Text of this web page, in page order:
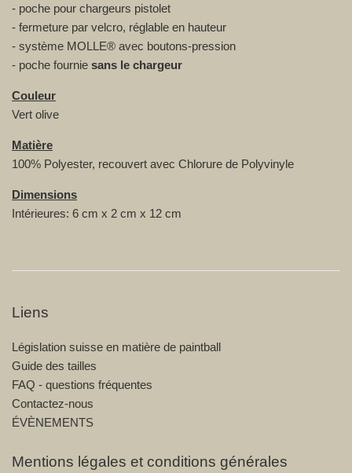
- poche pour chargeurs pistolet
- fermeture par velcro, réglable en hauteur
- système MOLLE® avec boutons-pression
- poche fournie sans le chargeur
Couleur
Vert olive
Matière
100% Polyester, recouvert avec Chlorure de Polyvinyle
Dimensions
Intérieures: 6 cm x 2 cm x 12 cm
Liens
Législation suisse en matière de paintball
Guide des tailles
FAQ - questions fréquentes
Contactez-nous
ÉVÈNEMENTS
Mentions légales et conditions générales